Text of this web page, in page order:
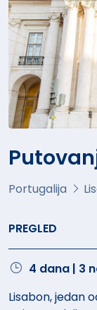
Portugalija
PREGLED
4 dana | 3
Lisabon, jedan